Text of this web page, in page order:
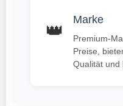
👑
Marke
Premium-
Preise,
Qualität und